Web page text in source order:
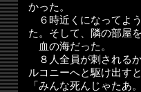
かった。
６時近くになってよ
た。そして、隣の部屋
血の海だった。
８人全員が刺される
ルコニーへと駆け出す
「みんな死んじゃたあ